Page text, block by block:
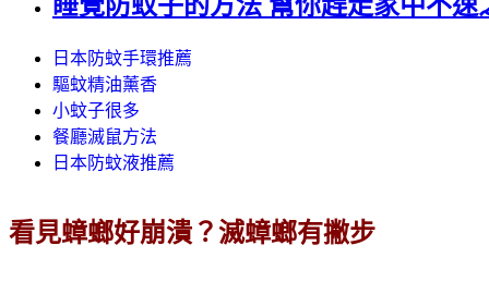
日本防蚊手環推薦
驅蚊精油薰香
小蚊子很多
餐廳滅鼠方法
日本防蚊液推薦
看見蟑螂好崩潰？滅蟑螂有撇步